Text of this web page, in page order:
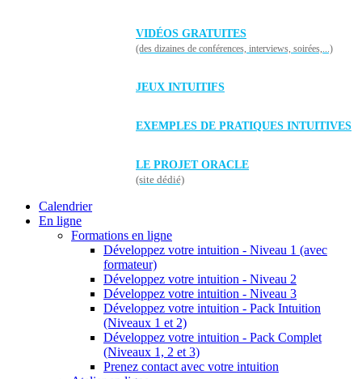
VIDÉOS GRATUITES
(des dizaines de conférences, interviews, soirées,...)
JEUX INTUITIFS
EXEMPLES DE PRATIQUES INTUITIVES
LE PROJET ORACLE
(site dédié)
Calendrier
En ligne
Formations en ligne
Développez votre intuition - Niveau 1 (avec
formateur)
Développez votre intuition - Niveau 2
Développez votre intuition - Niveau 3
Développez votre intuition - Pack Intuition
(Niveaux 1 et 2)
Développez votre intuition - Pack Complet
(Niveaux 1, 2 et 3)
Prenez contact avec votre intuition